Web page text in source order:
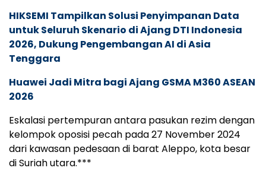
HIKSEMI Tampilkan Solusi Penyimpanan Data
untuk Seluruh Skenario di Ajang DTI Indonesia
2026, Dukung Pengembangan AI di Asia
Tenggara
Huawei Jadi Mitra bagi Ajang GSMA M360 ASEAN
2026
Eskalasi pertempuran antara pasukan rezim dengan
kelompok oposisi pecah pada 27 November 2024
dari kawasan pedesaan di barat Aleppo, kota besar
di Suriah utara.***